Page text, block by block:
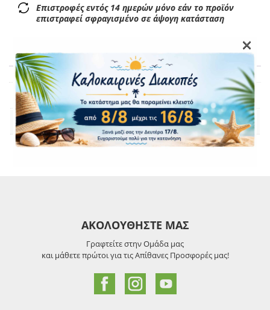
Επιστροφές εντός 14 ημερών μόνο εάν το προϊόν
επιστραφεί σφραγισμένο σε άψογη κατάσταση
Επιπλέον πληροφορίες
Βάρος
5 kg
Brand
Samsung
ΑΚΟΛΟΥΘΗΣΤΕ ΜΑΣ
Γραφτείτε στην Ομάδα μας
και μάθετε πρώτοι για τις Απίθανες Προσφορές μας!
×